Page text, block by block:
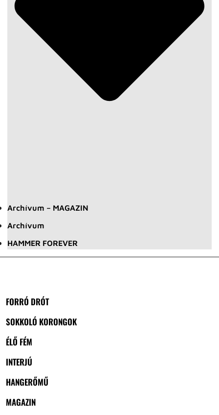
Archívum – MAGAZIN
Archívum
HAMMER FOREVER
FORRÓ DRÓT
SOKKOLÓ KORONGOK
ÉLŐ FÉM
INTERJÚ
HANGERŐMŰ
MAGAZIN